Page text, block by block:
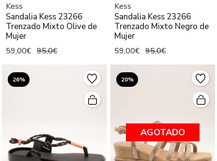
Kess
Sandalia Kess 23266
Trenzado Mixto Olive de
Mujer
59,00€ 95,0€
Kess
Sandalia Kess 23266
Trenzado Mixto Negro de
Mujer
59,00€ 95,0€
26% 20%
AGOTADO